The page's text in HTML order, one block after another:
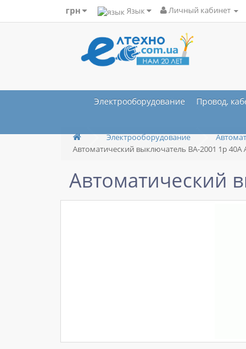
грн Язык Личный кабинет
Электрооборудование Провод,
Электрооборудование
Автоматический выключатель ВА-2001 1р 40А
Автоматический